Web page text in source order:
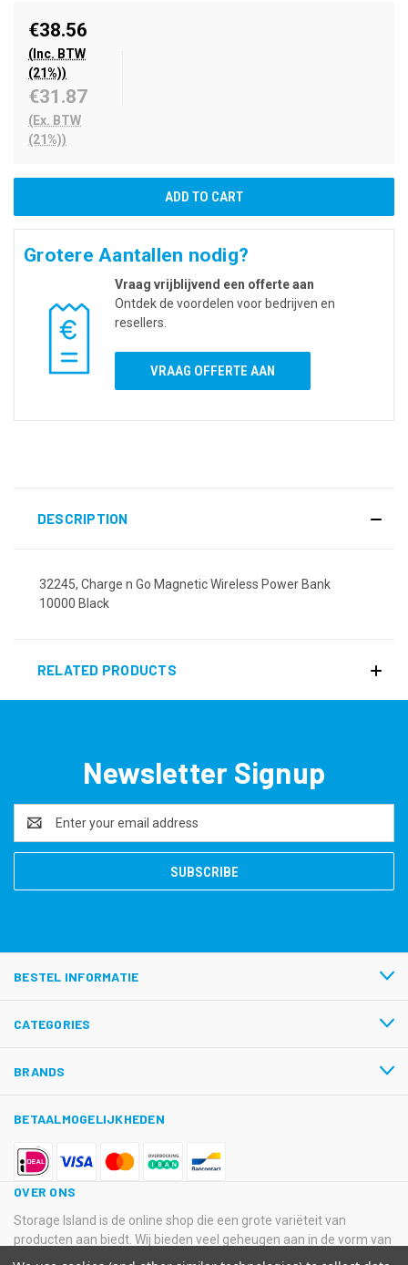
€38.56
(Inc. BTW
(21%))
€31.87
(Ex. BTW
(21%))
Grotere Aantallen nodig?
Vraag vrijblijvend een offerte aan
Ontdek de voordelen voor bedrijven en
resellers.
VRAAG OFFERTE AAN
DESCRIPTION
32245, Charge n Go Magnetic Wireless Power Bank
10000 Black
RELATED PRODUCTS
Newsletter Signup
Address
BESTEL INFORMATIE
CATEGORIES
BRANDS
BETAALMOGELIJKHEDEN
OVER ONS
Storage Island is de online shop die een grote variëteit van
producten aan biedt. Wij bieden veel geheugen aan in de vorm van
USB-sticks, Hard Disk Drives, SSD’s en SD-kaarten van